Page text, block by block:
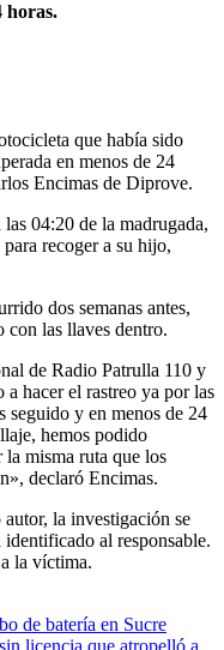
horas.
que había sido
en menos de 24
Encimas de Diprove.
04:20 de la madrugada,
recoger a su hijo,
dos semanas antes,
con las llaves dentro.
de Radio Patrulla 110 y
hacer el rastreo ya por las
seguido y en menos de 24
hemos podido
la misma ruta que los
declaró Encimas.
la investigación se
al responsable.
la víctima.
de batería en Sucre